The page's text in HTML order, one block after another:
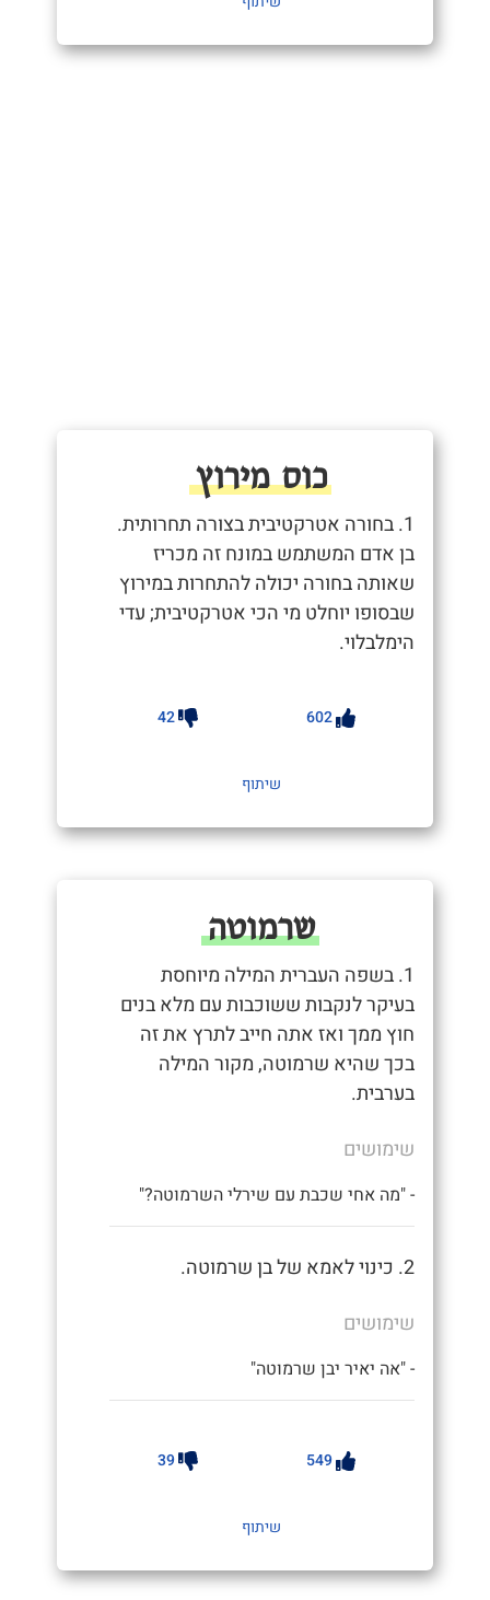
כוס מירוץ
1. בחורה אטרקטיבית בצורה תחרותית.
בן אדם המשתמש במונח זה מכריז
שאותה בחורה יכולה להתחרות במירוץ
שבסופו יוחלט מי הכי אטרקטיבית; עדי
הימלבלוי.
602
42
שיתוף
שרמוטה
1. בשפה העברית המילה מיוחסת
בעיקר לנקבות ששוכבות עם מלא בנים
חוץ ממך ואז אתה חייב לתרץ את זה
בכך שהיא שרמוטה, מקור המילה
בערבית.
שימושים
- "מה אחי שכבת עם שירלי השרמוטה?"
2. כינוי לאמא של בן שרמוטה.
שימושים
- "אה יאיר יבן שרמוטה"
549
39
שיתוף